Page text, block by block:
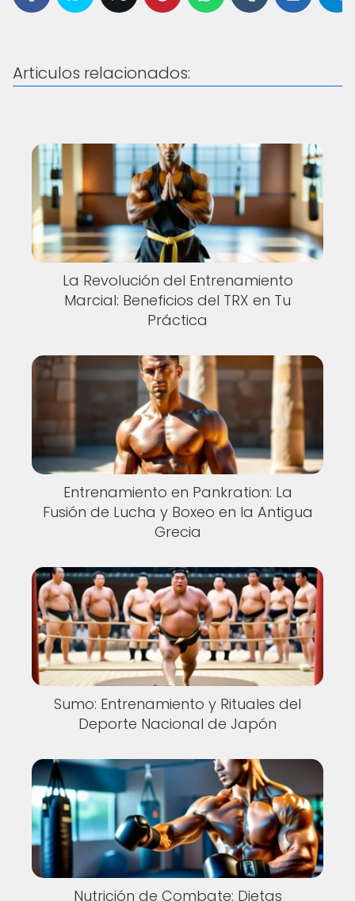
Articulos relacionados:
La Revolución del Entrenamiento
Marcial: Beneficios del TRX en Tu
Práctica
Entrenamiento en Pankration: La
Fusión de Lucha y Boxeo en la Antigua
Grecia
Sumo: Entrenamiento y Rituales del
Deporte Nacional de Japón
Nutrición de Combate: Dietas